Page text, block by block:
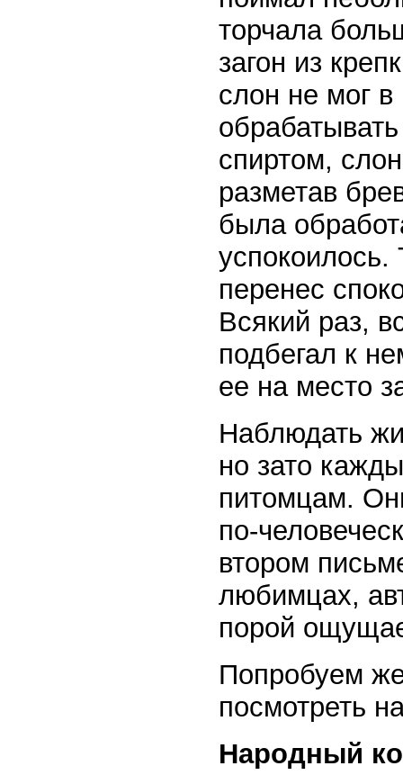
торчала
загон из
слон не мог
спиртом,
разметав
была
успокоилось.
перенес
Всякий раз,
подбегал к
ее на место
Наблюдать
но зато
питомцам.
по-
втором
любимцах,
порой
Попробуем
посмотреть
Народный